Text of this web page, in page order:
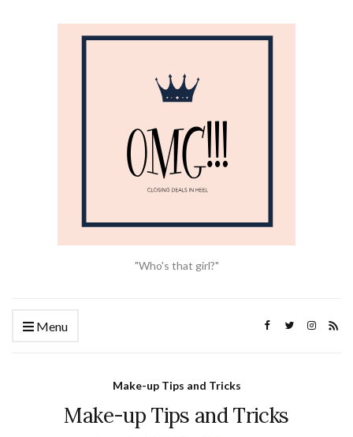
"Who's that girl?"
Menu
Make-up Tips and Tricks
Make-up Tips and Tricks